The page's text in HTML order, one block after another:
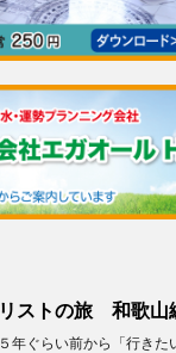
リストの旅 和歌山
５年ぐらい前から「行きた